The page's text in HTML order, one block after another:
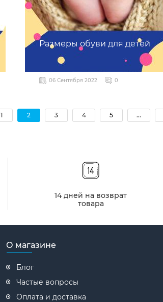
Размеры обуви для детей
06 Сентября 2022 0
1 2 3 4 5 ...
14 дней на возврат
товара
О магазине
Блог
Частые вопросы
Оплата и доставка